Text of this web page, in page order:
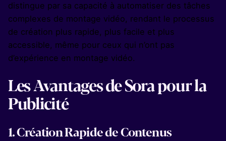
distingue par sa capacité à automatiser des tâches
complexes de montage vidéo, rendant le processus
de création plus rapide, plus facile et plus
accessible, même pour ceux qui n’ont pas
d’expérience en montage vidéo.
Les Avantages de Sora pour la
Publicité
1.Création Rapide de Contenus